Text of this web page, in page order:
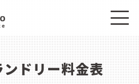
ンドリー料金表